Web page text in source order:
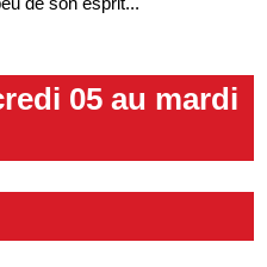
05 au mardi